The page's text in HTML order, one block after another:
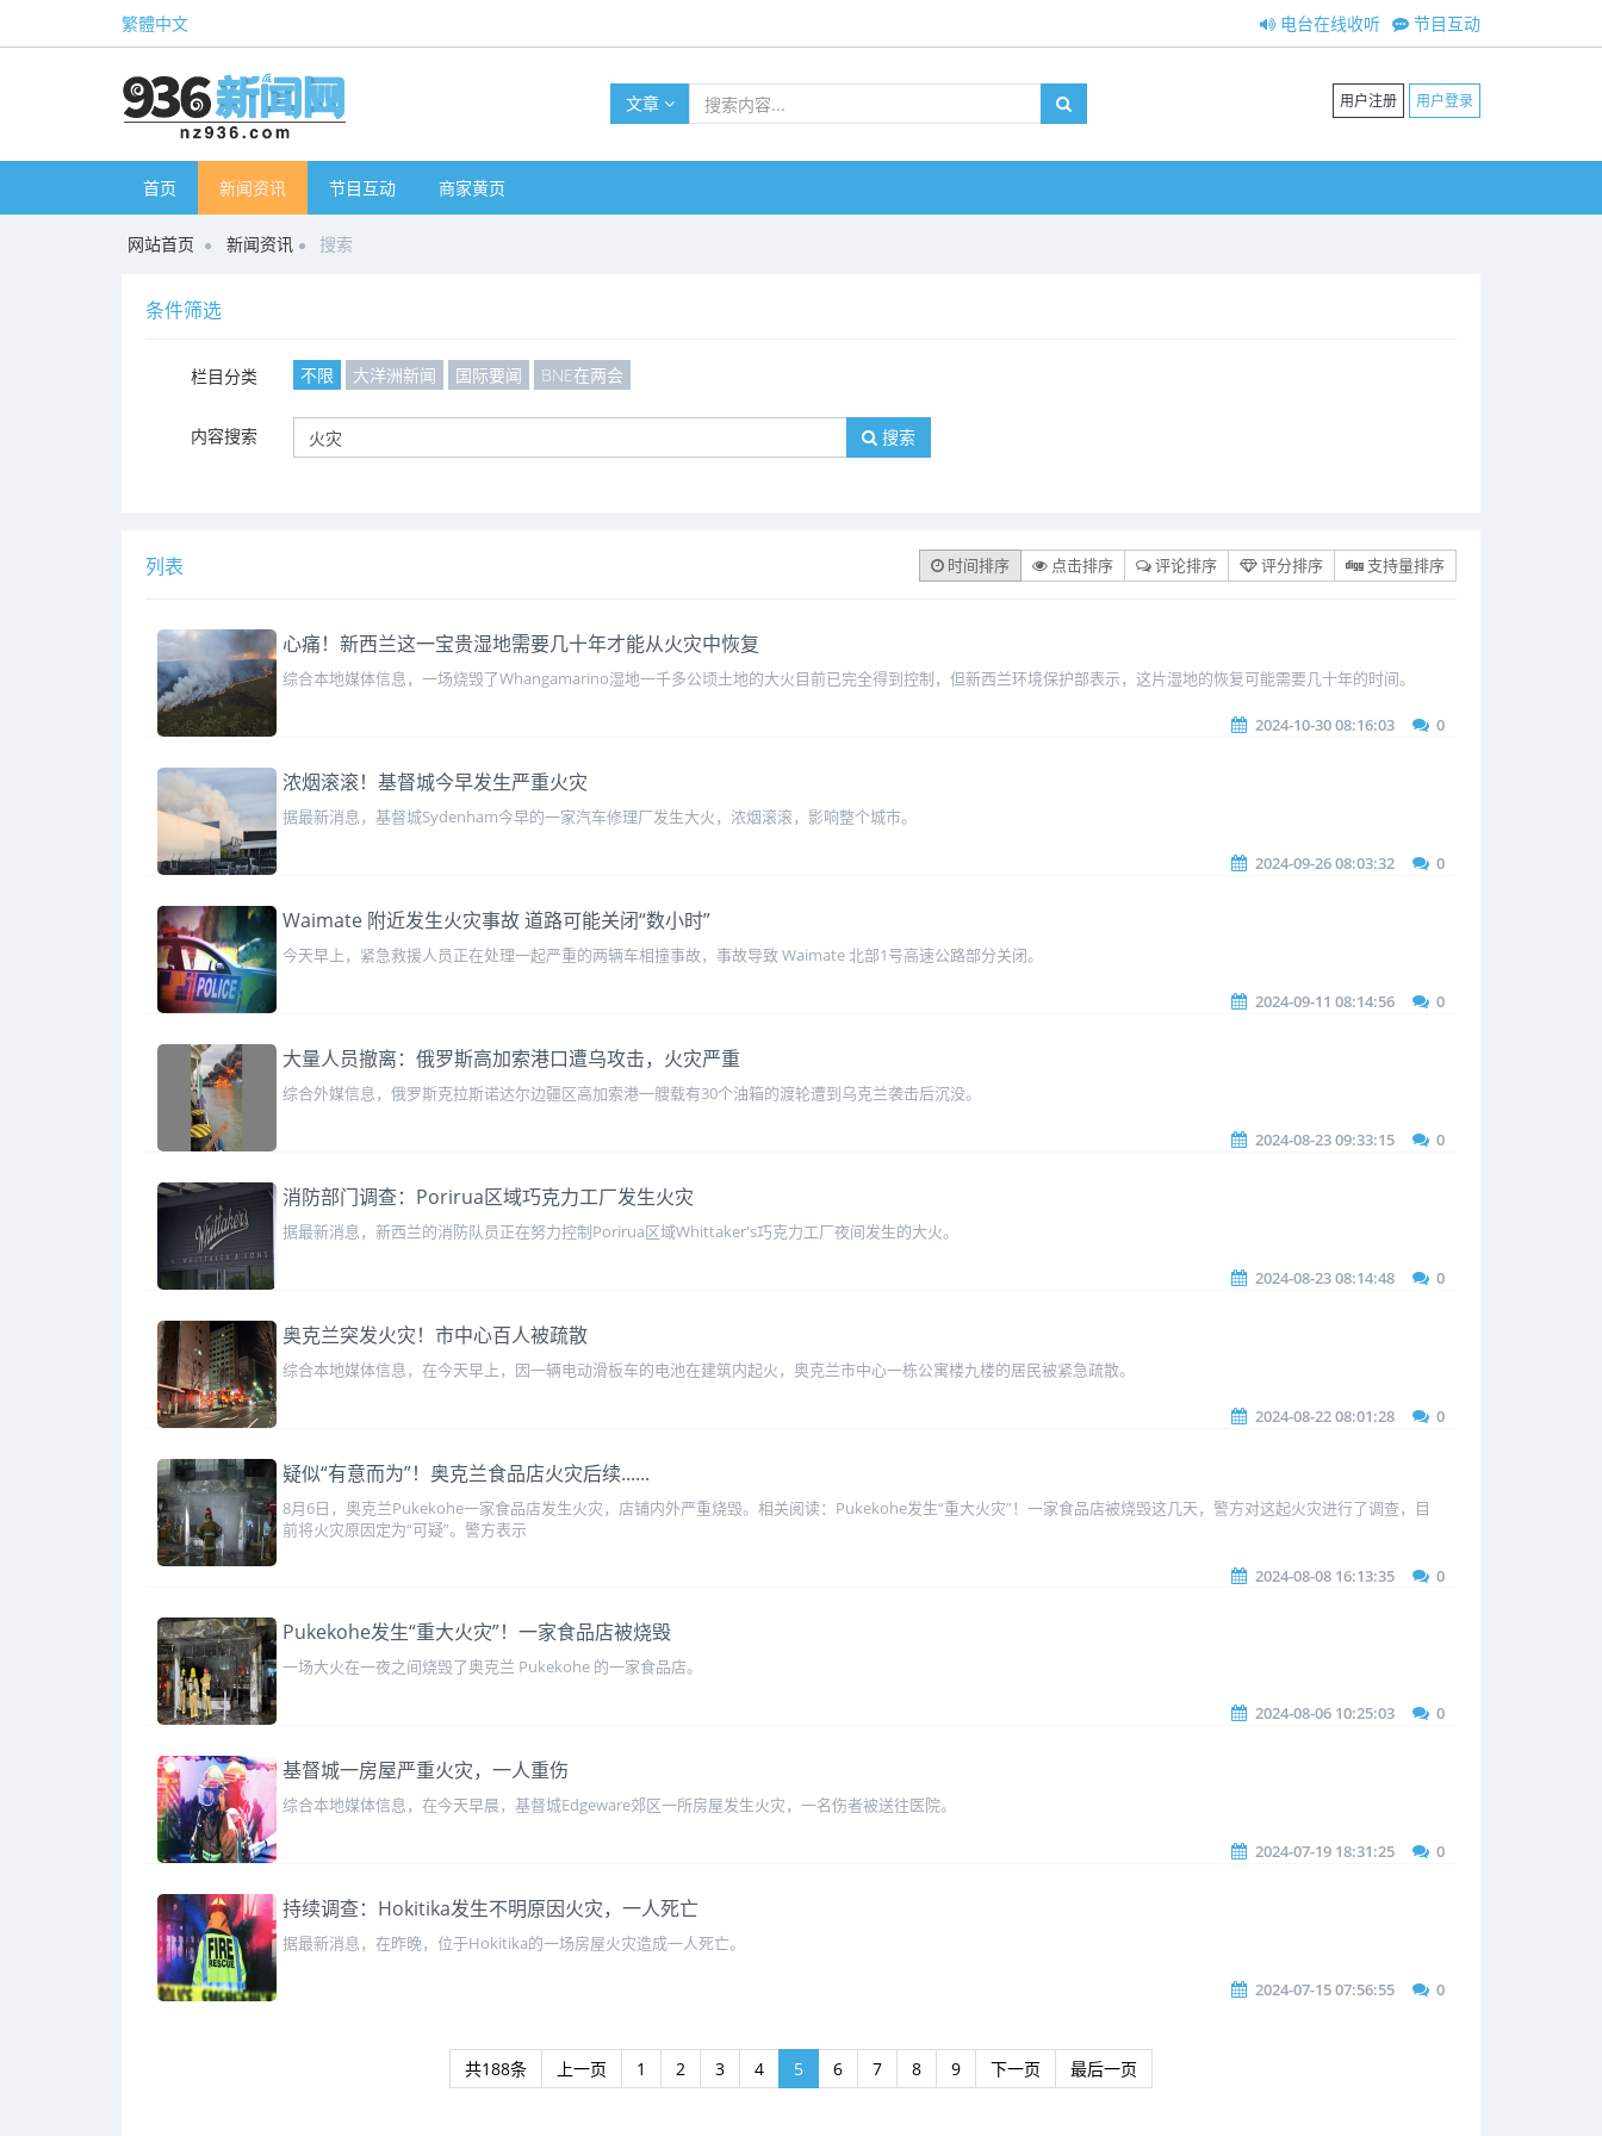
繁體中文 节目互动
电台在线收听
文章 用户注册 用户登录
首页 新闻资讯 节目互动 商家黄页
网站首页 新闻资讯 搜索
条件筛选
栏目分类 不限 大洋洲新闻 国际要闻 BNE在两会
内容搜索 搜索
列表 时间排序 点击排序 评论排序 评分排序 支持量排序
心痛！新西兰这一宝贵湿地需要几十年才能从火灾中恢复
综合本地媒体信息，一场烧毁了Whangamarino湿地一千多公顷土地的大火目前已完全得到控制，但新西兰环境保护部表示，这片湿地的恢复可能需要几十年的时间。
2024-10-30 08:16:03 0
浓烟滚滚！基督城今早发生严重火灾
据最新消息，基督城Sydenham今早的一家汽车修理厂发生大火，浓烟滚滚，影响整个城市。
2024-09-26 08:03:32 0
Waimate 附近发生火灾事故 道路可能关闭“数小时”
今天早上，紧急救援人员正在处理一起严重的两辆车相撞事故，事故导致 Waimate 北部1号高速公路部分关闭。
2024-09-11 08:14:56 0
大量人员撤离：俄罗斯高加索港口遭乌攻击，火灾严重
综合外媒信息，俄罗斯克拉斯诺达尔边疆区高加索港一艘载有30个油箱的渡轮遭到乌克兰袭击后沉没。
2024-08-23 09:33:15 0
消防部门调查：Porirua区域巧克力工厂发生火灾
据最新消息，新西兰的消防队员正在努力控制Porirua区域Whittaker's巧克力工厂夜间发生的大火。
2024-08-23 08:14:48 0
奥克兰突发火灾！市中心百人被疏散
综合本地媒体信息，在今天早上，因一辆电动滑板车的电池在建筑内起火，奥克兰市中心一栋公寓楼九楼的居民被紧急疏散。
2024-08-22 08:01:28 0
疑似“有意而为”！奥克兰食品店火灾后续......
8月6日，奥克兰Pukekohe一家食品店发生火灾，店铺内外严重烧毁。相关阅读：Pukekohe发生“重大火灾”！一家食品店被烧毁这几天，警方对这起火灾进行了调查，目
前将火灾原因定为“可疑”。警方表示
2024-08-08 16:13:35 0
Pukekohe发生“重大火灾”！一家食品店被烧毁
一场大火在一夜之间烧毁了奥克兰 Pukekohe 的一家食品店。
2024-08-06 10:25:03 0
基督城一房屋严重火灾，一人重伤
综合本地媒体信息，在今天早晨，基督城Edgeware郊区一所房屋发生火灾，一名伤者被送往医院。
2024-07-19 18:31:25 0
持续调查：Hokitika发生不明原因火灾，一人死亡
据最新消息，在昨晚，位于Hokitika的一场房屋火灾造成一人死亡。
2024-07-15 07:56:55 0
共188条 上一页 1 2 3 4 5 6 7 8 9 下一页 最后一页